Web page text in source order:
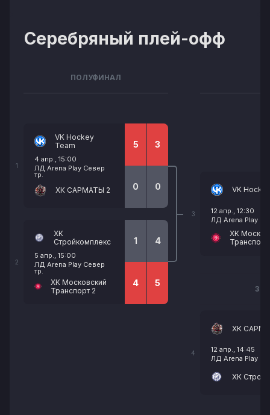
Серебряный плей-офф
ПОЛУФИНАЛ
1
VK Hockey
Team
4 апр., 15:00
ЛД Arena Play Север
тр.
ХК САРМАТЫ 2
5
0
3
0
2
ХК
Стройкомплекс
5 апр., 15:00
ЛД Arena Play Север
тр.
ХК Московский
Транспорт 2
1
4
4
5
3
VK
12 апр., 12:30
ЛД Arena Play
ХК
Транспорт
3
4
ХК
12 апр., 14:45
ЛД Arena Play
ХК